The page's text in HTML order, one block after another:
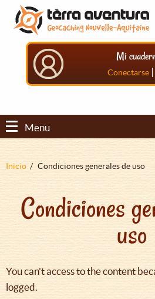
Pasar
contenido
principal
Pasar
menú
principal
Pasar
principal
Mi
Conectarse |
Menu
Sobrescribir
ayuda
navegación
Inicio Condiciones generales de uso
Condiciones
uso
You can't access to the content
logged.